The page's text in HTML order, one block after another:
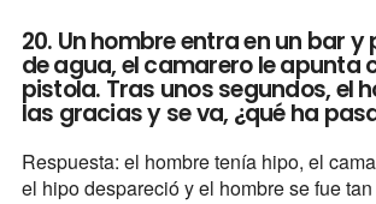
20. Un hombre entra en un bar y
de agua, el camarero le apunta
pistola. Tras unos segundos, el
las gracias y se va, ¿qué ha
Respuesta: el hombre tenía hipo, el
el hipo despareció y el hombre se fue